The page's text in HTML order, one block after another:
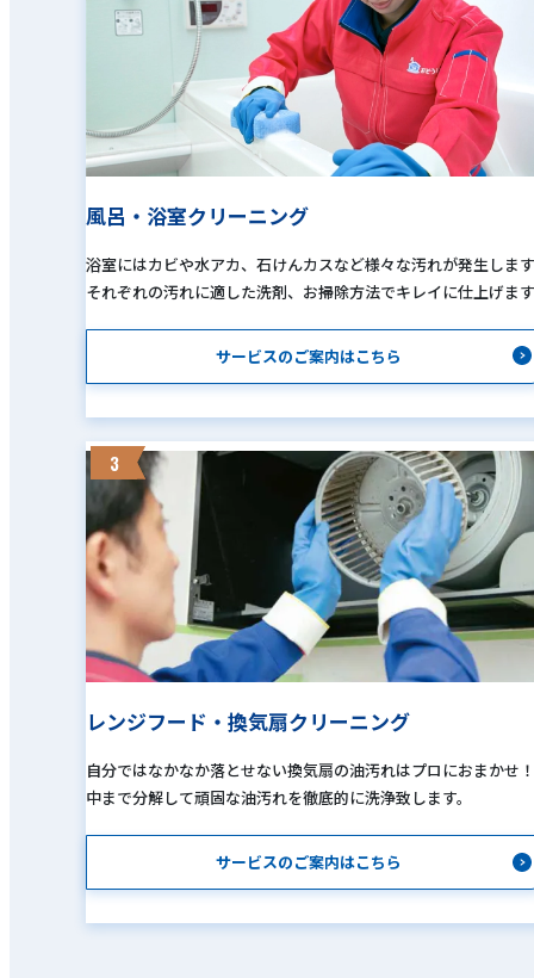
風呂・浴室クリーニング
浴室にはカビや水アカ、石けんカスなど様々な汚れが発生しま
それぞれの汚れに適した洗剤、お掃除方法でキレイに仕上げま
サービスのご案内はこちら
3
レンジフード・換気扇クリーニング
自分ではなかなか落とせない換気扇の油汚れはプロにおまかせ！
中まで分解して頑固な油汚れを徹底的に洗浄致します。
サービスのご案内はこちら